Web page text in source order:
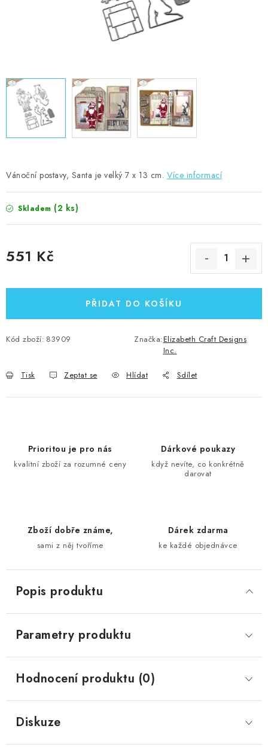
Moje objednávka
Oblíbené ♥️
Obchodní podmínky
Vánoční postavy, Santa je velký 7 x 13 cm. Více informací
Skladem (2 ks)
551 Kč
PŘIDAT DO KOŠÍKU
Kód zboží: 83909 Značka:Elizabeth Craft Designs
Inc.
Tisk Zeptat se Hlídat Sdílet
Prioritou je pro nás
kvalitní zboží za rozumné ceny
Dárkové poukazy
když nevíte, co konkrétně
darovat
Zboží dobře známe,
sami z něj tvoříme
Dárek zdarma
ke každé objednávce
Popis produktu
Parametry produktu
Hodnocení produktu (0)
Diskuze